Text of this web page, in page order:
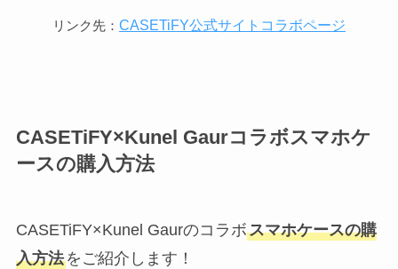
リンク先： CASETiFY公式サイトコラボページ
CASETiFY×Kunel Gaurコラボスマホケ
ースの購入方法
CASETiFY×Kunel Gaurのコラボスマホケースの購
入方法をご紹介します！